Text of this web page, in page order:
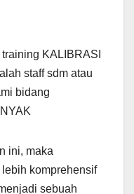
KALIBRASI
staff sdm atau
bidang
ini, maka
komprehensif
sebuah